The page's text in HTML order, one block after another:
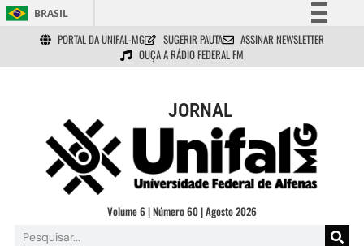
BRASIL
Simplifique!
Comunica BR
Acesso à informação
Legislação
Canais
PORTAL DA UNIFAL-MG SUGERIR PAUTA
ASSINAR NEWSLETTER
OUÇA A RÁDIO FEDERAL FM
JORNAL
Volume 6 | Número 60 | Agosto 2026